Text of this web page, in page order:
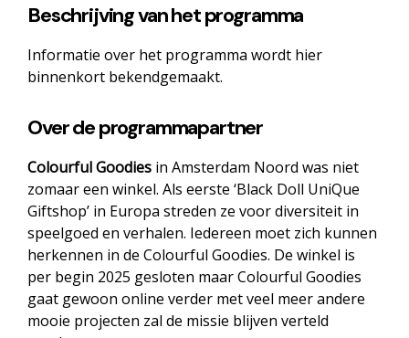
Beschrijving van het programma
Informatie over het programma wordt hier
binnenkort bekendgemaakt.
Over de programmapartner
Colourful Goodies in Amsterdam Noord was niet
zomaar een winkel. Als eerste ‘Black Doll UniQue
Giftshop’ in Europa streden ze voor diversiteit in
speelgoed en verhalen. Iedereen moet zich kunnen
herkennen in de Colourful Goodies. De winkel is
per begin 2025 gesloten maar Colourful Goodies
gaat gewoon online verder met veel meer andere
mooie projecten zal de missie blijven verteld